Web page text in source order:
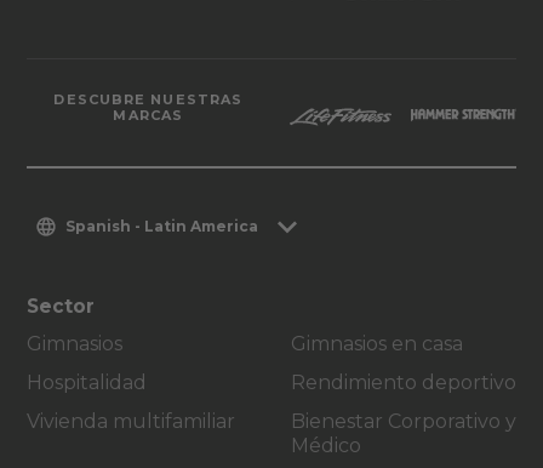
DESCUBRE NUESTRAS
MARCAS
Spanish - Latin America
Sector
Gimnasios
Hospitalidad
Vivienda multifamiliar
Gimnasios en casa
Rendimiento deportivo
Bienestar Corporativo y
Médico